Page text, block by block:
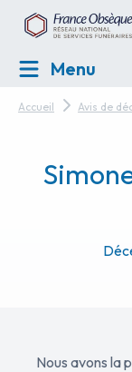
Menu
Accueil Avis de
Nous avons la